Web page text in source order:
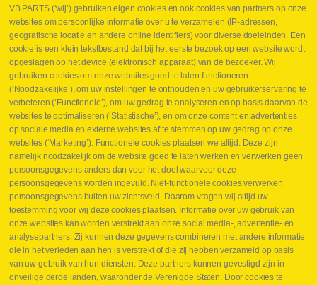
Webshop
Nieuws
Jobs
Contact
Leveringen
Drukcontrole set
Persmaten
Herstellen cilinders
Hoe opmeten?
Hydrogroepen
Hydraulische slangen
Contact VB Parts
Abraham Hansstraat 7 ,B-8800 Roeselare
Tel. +32 (0)51 24 06 05
VB PARTS (‘wij’) gebruiken eigen cookies en ook cookies van partners op onze
websites om persoonlijke informatie over u te verzamelen (IP-adressen,
geografische locatie en andere online identifiers) voor diverse doeleinden. Een
cookie is een klein tekstbestand dat bij het eerste bezoek op een website wordt
opgeslagen op het device (elektronisch apparaat) van de bezoeker. Wij
gebruiken cookies om onze websites goed te laten functioneren
(‘Noodzakelijke’), om uw instellingen te onthouden en uw gebruikerservaring te
verbeteren (‘Functionele’), om uw gedrag te analyseren en op basis daarvan de
websites te optimaliseren (‘Statistische’), en om onze content en advertenties
op sociale media en externe websites af te stemmen op uw gedrag op onze
websites (‘Marketing’). Functionele cookies plaatsen we altijd. Deze zijn
namelijk noodzakelijk om de website goed te laten werken en verwerken geen
persoonsgegevens anders dan voor het doel waarvoor deze
persoonsgegevens worden ingevuld. Niet-functionele cookies verwerken
persoonsgegevens buiten uw zichtsveld. Daarom vragen wij altijd uw
toestemming voor wij deze cookies plaatsen. Informatie over uw gebruik van
onze websites kan worden verstrekt aan onze social media-, advertentie- en
analysepartners. Zij kunnen deze gegevens combineren met andere informatie
die in het verleden aan hen is verstrekt of die zij hebben verzameld op basis
van uw gebruik van hun diensten. Deze partners kunnen gevestigd zijn in
onveilige derde landen, waaronder de Verenigde Staten. Door cookies te